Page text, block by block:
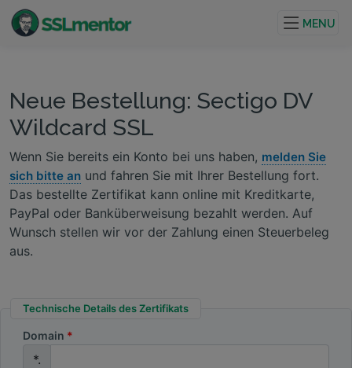
Internetprojekte.
MENU
Neue Bestellung: Sectigo DV
Wildcard SSL
Wenn Sie bereits ein Konto bei uns haben, melden Sie
sich bitte an und fahren Sie mit Ihrer Bestellung fort.
Das bestellte Zertifikat kann online mit Kreditkarte,
PayPal oder Banküberweisung bezahlt werden. Auf
Wunsch stellen wir vor der Zahlung einen Steuerbeleg
aus.
Technische Details des Zertifikats
Domain
*.